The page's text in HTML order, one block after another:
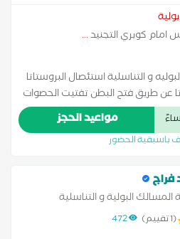
كوبري التجنيد...
و التناسلية استئصال البروستاتا
عن طريق فتح البطن تفتيت الحصوات
بالليزر عملية دوالي الخصية عملية
مواعيد الحجز
باسبقية الحضور
فراج
البولية و التناسلية
المسلحة
(1 تقييم) 472